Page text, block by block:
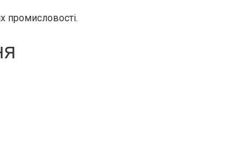
промисловості.